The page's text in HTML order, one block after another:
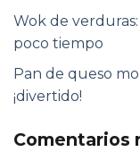
Wok de
poco tiempo
Pan de queso
¡divertido!
Comentarios